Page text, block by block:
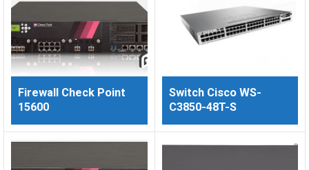
Firewall Check Point
15600
Switch Cisco WS-
C3850-48T-S